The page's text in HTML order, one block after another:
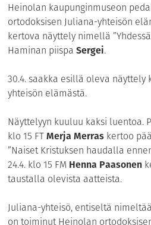
Heinolan kaupunginmuseon
ortodoksisen Juliana-yhteisön
kertova näyttely nimellä
Haminan piispaSergei.
30.4. saakka esillä oleva näyttely
yhteisön elämästä.
Näyttelyyn kuuluu kaksi luentoa.
klo 15 FTMerja Merras kertoo
”Naiset Kristuksen haudalla
24.4. klo 15 FM Henna Paasonen
taustalla olevista aatteista.
Juliana-yhteisö, entiseltä
on toiminut Heinolan